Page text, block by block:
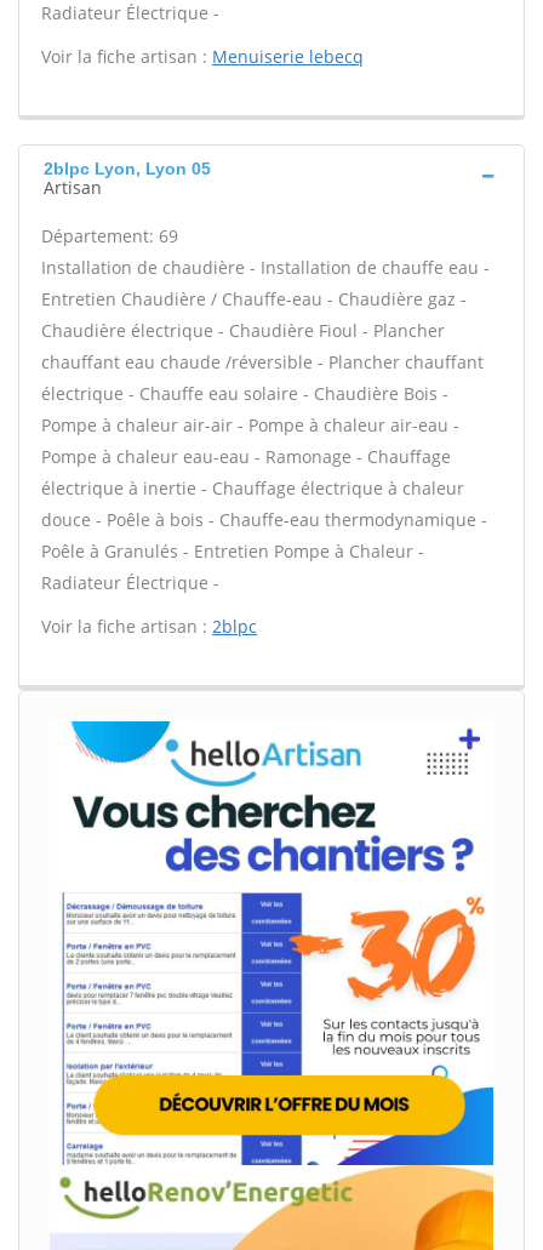
Radiateur Électrique -
Voir la fiche artisan : Menuiserie lebecq
2blpc Lyon, Lyon 05
Artisan
Département: 69
Installation de chaudière - Installation de chauffe eau -
Entretien Chaudière / Chauffe-eau - Chaudière gaz -
Chaudière électrique - Chaudière Fioul - Plancher
chauffant eau chaude /réversible - Plancher chauffant
électrique - Chauffe eau solaire - Chaudière Bois -
Pompe à chaleur air-air - Pompe à chaleur air-eau -
Pompe à chaleur eau-eau - Ramonage - Chauffage
électrique à inertie - Chauffage électrique à chaleur
douce - Poêle à bois - Chauffe-eau thermodynamique -
Poêle à Granulés - Entretien Pompe à Chaleur -
Radiateur Électrique -
Voir la fiche artisan : 2blpc